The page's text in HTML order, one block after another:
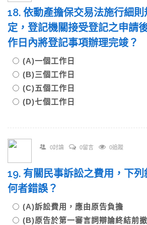
18. 依動產擔保交易法施行細則
定，登記機關接受登記之申請
作日內將登記事項辦理完竣？
(A)一個工作日
(B)三個工作日
(C)五個工作日
(D)七個工作日
0討論 0留言 0追蹤
19. 有關民事訴訟之費用，下列
何者錯誤？
(A)訴訟費用，應由原告負擔
(B)原告於第一審言詞辯論終結前